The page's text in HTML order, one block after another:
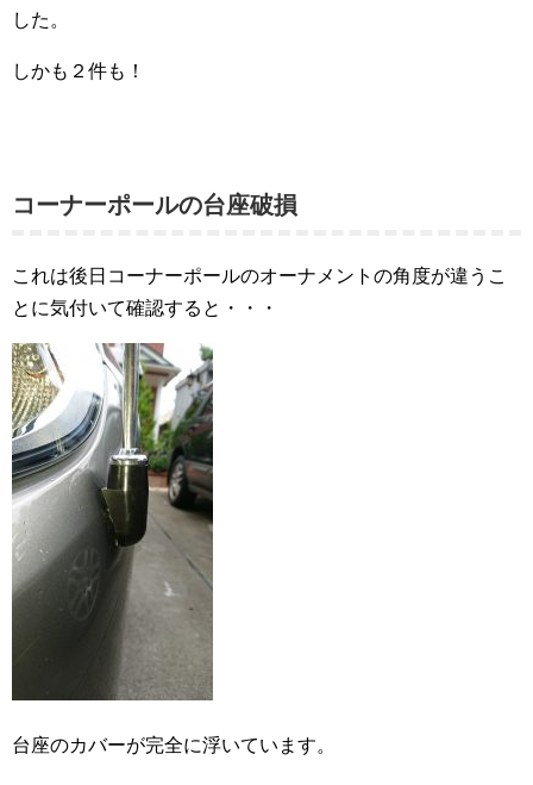
した。
しかも２件も！
コーナーポールの台座破損
これは後日コーナーポールのオーナメントの角度が違うこ
とに気付いて確認すると・・・
台座のカバーが完全に浮いています。